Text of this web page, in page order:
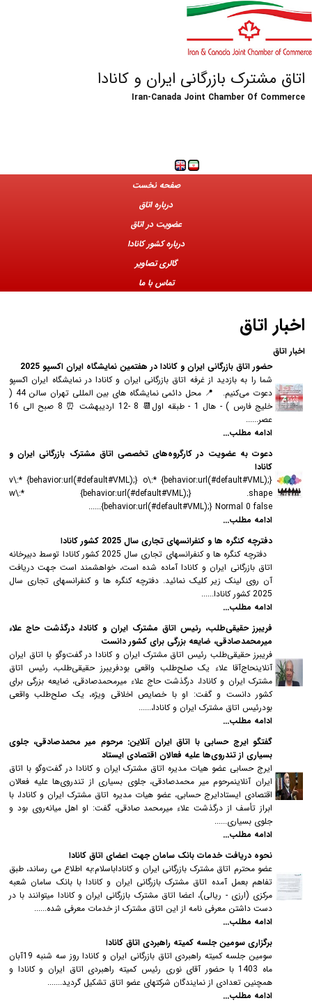
اتاق مشترک بازرگانی ایران و کانادا
Iran-Canada Joint Chamber Of Commerce
صفحه نخست
درباره اتاق
عضویت در اتاق
درباره کشور کانادا
گالری تصاویر
تماس با ما
اخبار اتاق
اخبار اتاق
حضور اتاق بازرگانی ایران و کانادا در هفتمین نمایشگاه ایران اکسپو 2025
شما را به بازدید از غرفه اتاق بازرگانی ایران و کانادا در نمایشگاه ایران اکسپو
دعوت می‌کنیم. 📍 محل دائمی نمایشگاه های بین المللی تهران سالن 44 (
خلیج فارس ) - هال 1 - طبقه اول📆 8 -12 اردیبهشت ⏰ 8 صبح الی 16
عصر......
ادامه مطلب...
دعوت به عضویت در کارگروه‌های تخصصی اتاق مشترک بازرگانی ایران و
کانادا
v\:* {behavior:url(#default#VML);} o\:* {behavior:url(#default#VML);}
w\:* {behavior:url(#default#VML);} .shape
{behavior:url(#default#VML);} Normal 0 false......
ادامه مطلب...
دفترچه کنگره ها و کنفرانسهای تجاری سال 2025 کشور کانادا
دفترچه کنگره ها و کنفرانسهای تجاری سال 2025 کشور کانادا توسط دبیرخانه
اتاق بازرگانی ایران و کانادا آماده شده است، خواهشمند است جهت دریافت
آن روی لینک زیر کلیک نمائید. دفترچه کنگره ها و کنفرانسهای تجاری سال
2025 کشور کانادا......
ادامه مطلب...
فریبرز حقیقی‌طلب، رئیس اتاق مشترک ایران و کانادا، درگذشت حاج علاء
میرمحمدصادقی، ضایعه بزرگی برای کشور دانست
فریبرز حقیقی‌طلب رئیس اتاق مشترک ایران و کانادا در گفت‌وگو با اتاق ایران
آنلاینحاج‌آقا علاء یک صلح‌طلب واقعی بودفریبرز حقیقی‌طلب، رئیس اتاق
مشترک ایران و کانادا، درگذشت حاج علاء میرمحمدصادقی، ضایعه بزرگی برای
کشور دانست و گفت: او با خصایص اخلاقی ویژه، یک صلح‌طلب واقعی
بودرئیس اتاق مشترک ایران و کانادا،......
ادامه مطلب...
گفتگو ایرج حسابی با اتاق ایران آنلاین: مرحوم میر محمدصادقی، جلوی
بسیاری از تندروی‌ها علیه فعالان اقتصادی ایستاد
ایرج حسابی عضو هیات مدیره اتاق مشترک ایران و کانادا در گفت‌وگو با اتاق
ایران آنلاینمرحوم میر محمدصادقی، جلوی بسیاری از تندروی‌ها علیه فعالان
اقتصادی ایستادایرج حسابی، عضو هیات مدیره اتاق مشترک ایران و کانادا، با
ابراز تأسف از درگذشت علاء میرمحمد صادقی، گفت: او اهل میانه‌روی بود و
جلوی بسیاری......
ادامه مطلب...
نحوه دریافت خدمات بانک سامان جهت اعضای اتاق کانادا
عضو محترم اتاق مشترک بازرگانی ایران و کاناداباسلام؛به اطلاع می رساند، طبق
تفاهم بعمل آمده اتاق مشترک بازرگانی ایران و کانادا با بانک سامان شعبه
مرکزی (ارزی - ریالی)، اعضا اتاق مشترک بازرگانی ایران و کانادا میتوانند با در
دست داشتن معرفی نامه از این اتاق مشترک از خدمات معرفی شده......
ادامه مطلب...
برگزاری سومین جلسه کمیته راهبردی اتاق کانادا
سومین جلسه کمیته راهبردی اتاق بازرگانی ایران و کانادا روز سه شنبه 19آبان
ماه 1403 با حضور آقای نوری رئیس کمیته راهبردی اتاق ایران و کانادا و
همچنین تعدادی از نمایندگان شرکتهای عضو اتاق تشکیل گردید.......
ادامه مطلب...